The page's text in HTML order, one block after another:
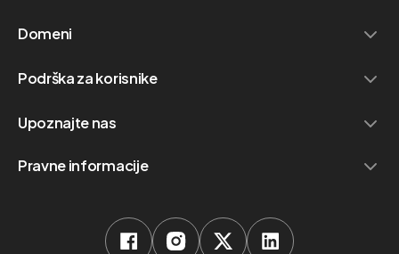
Domeni
Podrška za korisnike
Upoznajte nas
Pravne informacije